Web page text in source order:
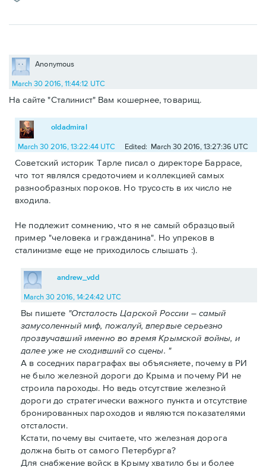
Anonymous
March 30 2016, 11:44:12 UTC
На сайте "Сталинист" Вам кошернее, товарищ.
oldadmiral
March 30 2016, 13:22:44 UTC Edited: March 30 2016, 13:27:36 UTC
Советский историк Тарле писал о директоре Баррасе,
что тот являлся средоточием и коллекцией самых
разнообразных пороков. Но трусость в их число не
входила.
Не подлежит сомнению, что я не самый образцовый
пример "человека и гражданина". Но упреков в
сталинизме еще не приходилось слышать :).
andrew_vdd
March 30 2016, 14:24:42 UTC
Вы пишете "Отсталость Царской России – самый
замусоленный миф, пожалуй, впервые серьезно
прозвучавший именно во время Крымской войны, и
далее уже не сходивший со сцены. "
А в соседних параграфах вы объясняете, почему в РИ
не было железной дороги до Крыма и почему РИ не
строила пароходы. Но ведь отсутствие железной
дороги до стратегически важного пункта и отсутствие
бронированных пароходов и являются показателями
отсталости.
Кстати, почему вы считаете, что железная дорога
должна быть от самого Петербурга?
Для снабжение войск в Крыму хватило бы и более